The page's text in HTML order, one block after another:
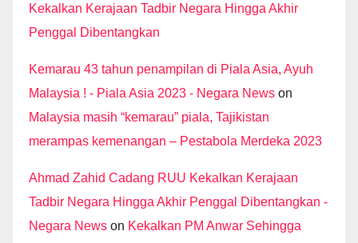
Kekalkan Kerajaan Tadbir Negara Hingga Akhir
Penggal Dibentangkan
Kemarau 43 tahun penampilan di Piala Asia, Ayuh
Malaysia ! - Piala Asia 2023 - Negara News on
Malaysia masih “kemarau” piala, Tajikistan
merampas kemenangan – Pestabola Merdeka 2023
Ahmad Zahid Cadang RUU Kekalkan Kerajaan
Tadbir Negara Hingga Akhir Penggal Dibentangkan -
Negara News on Kekalkan PM Anwar Sehingga